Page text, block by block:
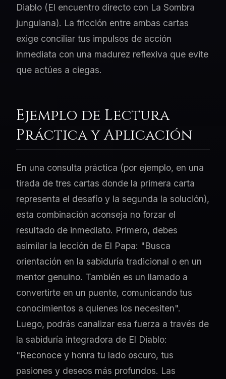
Diablo (El encuentro directo con La Sombra
junguiana). La fricción entre ambas cartas
exige conciliar tus impulsos de acción
inmediata con una madurez reflexiva que evite
que actúes a ciegas.
Ejemplo de Lectura
Práctica y Aplicación
En una consulta práctica (por ejemplo, en una
tirada de tres cartas donde la primera carta
representa el desafío y la segunda la solución),
esta combinación aconseja no forzar el
resultado de inmediato. Primero, debes
asimilar la lección de El Papa: "Busca
orientación en la sabiduría tradicional o en un
mentor genuino. También es un llamado a
convertirte en un puente, comunicando tus
conocimientos a quienes los necesiten".
Luego, podrás canalizar esa fuerza a través de
la sabiduría integradora de El Diablo:
"Reconoce y honra tu lado oscuro, tus
pasiones y deseos más profundos. Las